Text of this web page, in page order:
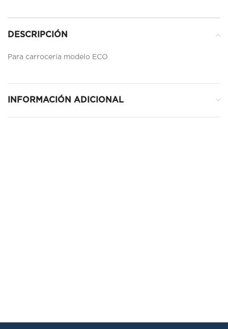
DESCRIPCIÓN
Para carrocería modelo ECO
INFORMACIÓN ADICIONAL